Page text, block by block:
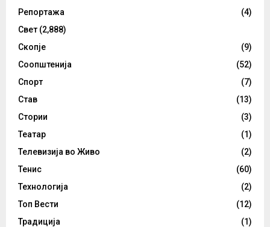
Репортажа
(4)
Свет (2,888)
Скопје
(9)
Соопштенија
(52)
Спорт
(7)
Став
(13)
Стории
(3)
Театар
(1)
Телевизија во Живо
(2)
Тенис
(60)
Технологија
(2)
Топ Вести
(12)
Традиција
(1)